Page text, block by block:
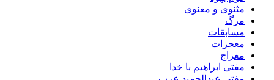
مثنوی و معنوی
مرگ
مسابقات
معجزات
معراج
مفتی ابراهیم با خدا